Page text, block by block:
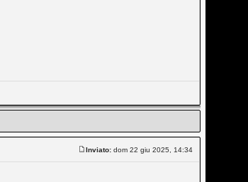
Inviato: dom 22 giu 2025, 14:34